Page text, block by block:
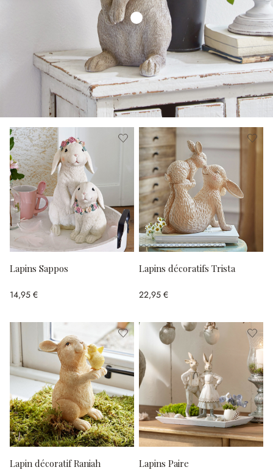
Lapins Sappos
14,95 €
Lapins décoratifs Trista
22,95 €
Lapin décoratif Raniah Lapins Paire